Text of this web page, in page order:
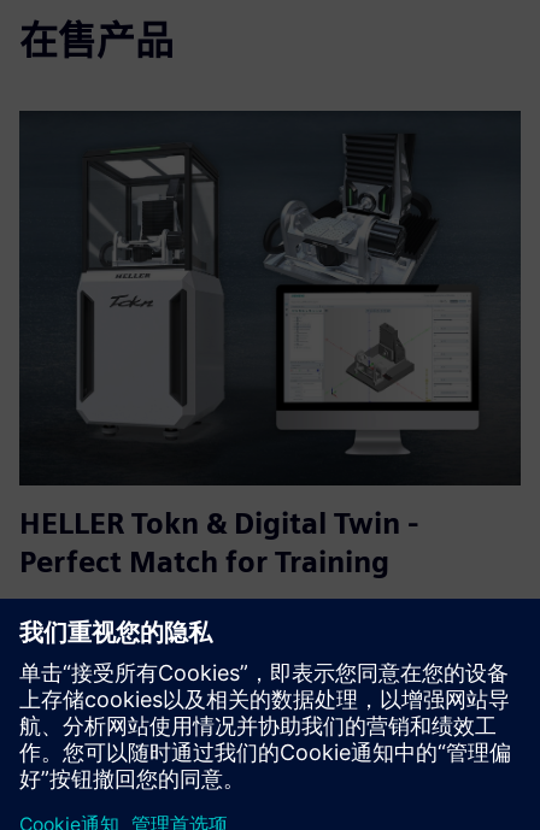
在售产品
HELLER Tokn & Digital Twin -
Perfect Match for Training
A compact CNC machine by HELLER with SINUMERIK ONE
control with the associated Digital Twin opens up new
technical training possibilities.
了解更多信息